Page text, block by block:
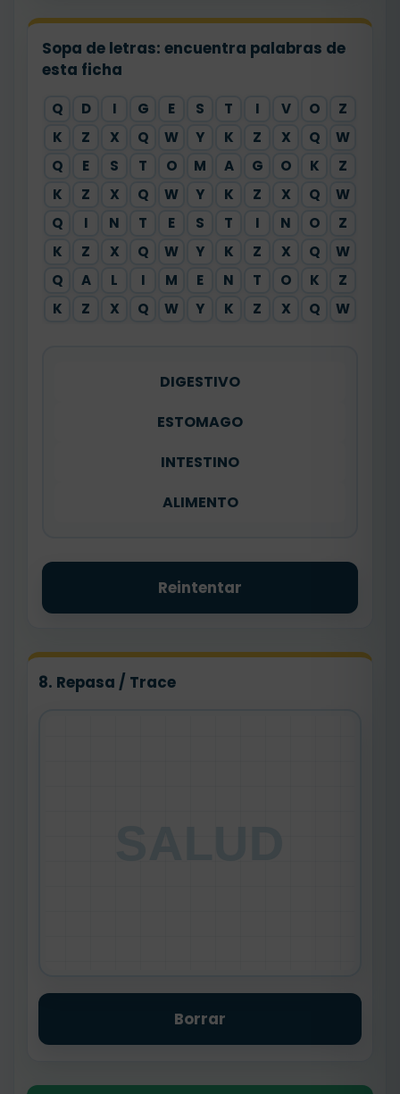
Sopa de letras: encuentra palabras de
esta ficha
Q D I G E S T I V O
Z
K
Z X Q W Y K Z X Q
W
Q
E S T O M A G O K
Z
K
Z X Q W Y K Z X Q
W
Q
I N T E S T I N O
Z
K
Z X Q W Y K Z X Q
W
Q
A L I M E N T O K
Z
K
Z X Q W Y K Z X Q W
DIGESTIVO
ESTOMAGO
INTESTINO
ALIMENTO
Reintentar
8. Repasa / Trace
Borrar